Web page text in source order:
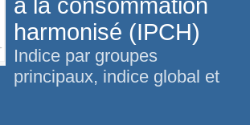
à la consommation
harmonisé (IPCH)
Indice par groupes
principaux, indice global et